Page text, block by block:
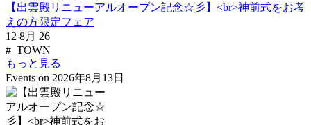
【出雲殿リニューアルオープン記念☆彡】<br>神前式をお考
えの方限定フェア
12 8月 26
#_TOWN
もっと見る
Events on 2026年8月13日